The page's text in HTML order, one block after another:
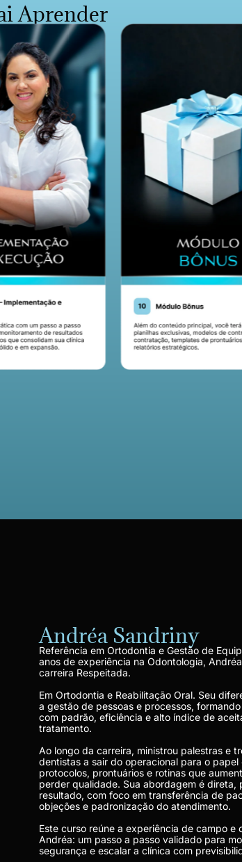
Aprender
Andréa Sandriny
Referência em Ortodontia e Gestão de
anos de experiência na Odontologia,
carreira Respeitada.
Em Ortodontia e Reabilitação Oral. Seu
a gestão de pessoas e processos,
com padrão, eficiência e alto índice de
tratamento.
Ao longo da carreira, ministrou palestras e
dentistas a sair do operacional para o
protocolos, prontuários e rotinas que
perder qualidade. Sua abordagem é direta,
resultado, com foco em transferência de
objeções e padronização do atendimento.
Este curso reúne a experiência de campo e
Andréa: um passo a passo validado para
segurança e escalar a clínica com